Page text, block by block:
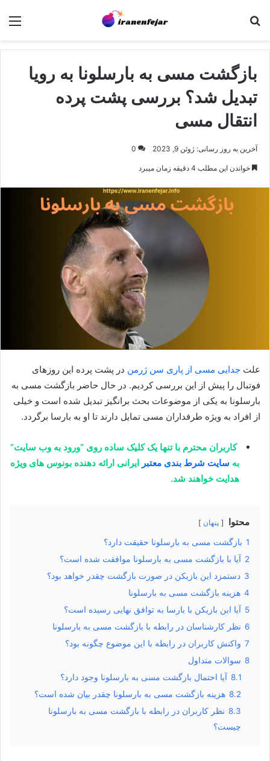
بازگشت مسی به بارسلونا به رویا
تبدیل شد؟ بررسی پشت پرده
انتقال مسی
آخرین به روز رسانی: ژوئن 9, 2023 0
خواندن این مطلب 4 دقیقه زمان میبرد
علت جدایی مسی از پاری سن ژرمن در پشت پرده این روزهای
فوتبال را پیش از این بررسی کردیم. در حال حاضر بازگشت مسی به
بارسلونا به یکی از موضوعات بحث برانگیز تبدیل شده است و خیلی
از افراد به ویژه طرفداران مسی تمایل دارند تا او به بارسا برگردد.
کاربران محترم با تنها یک کلیک ساده روی “ورود به وب سایت”
به سایت شرط بندی معتبر
ایرانی ارائه دهنده بونوس های ویژه
هدایت خواهند شد.
محتوا پنهان
1 بازگشت مسی به بارسلونا حقیقت دارد؟
2 آیا با بازگشت مسی به بارسلونا موافقت شده است؟
3 دستمزد این بازیکن در صورت بازگشت چقدر خواهد بود؟
4 هزینه بازگشت مسی به بارسلونا
5 آیا این بازیکن با بارسا به توافق نهایی رسیده است؟
6 نظر کارشناسان در رابطه با بازگشت مسی به بارسلونا
7 واکنش کاربران در رابطه با این موضوع چگونه بود؟
8 سوالات متداول
8.1 آیا احتمال بازگشت مسی به بارسلونا وجود دارد؟
8.2 هزینه بازگشت مسی به بارسلونا چقدر بیان شده است؟
8.3 نظر کاربران در رابطه با بازگشت مسی به بارسلونا
چیست؟